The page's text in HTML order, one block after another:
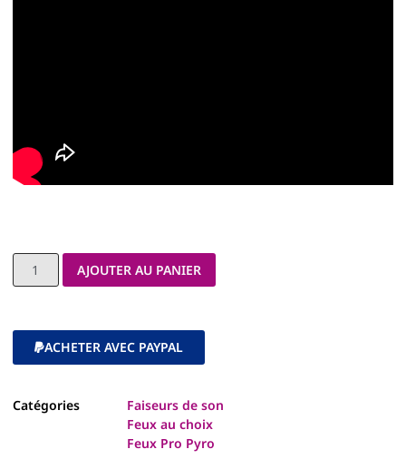
AJOUTER AU PANIER
ACHETER AVEC PAYPAL
Catégories
Faiseurs de son
Feux au choix
Feux Pro Pyro